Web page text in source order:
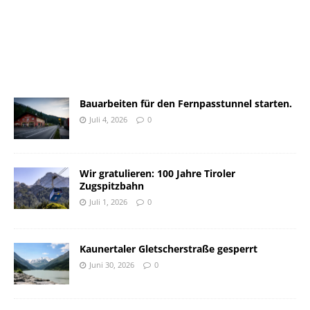
Bauarbeiten für den Fernpasstunnel starten.
Juli 4, 2026 0
Wir gratulieren: 100 Jahre Tiroler
Zugspitzbahn
Juli 1, 2026 0
Kaunertaler Gletscherstraße gesperrt
Juni 30, 2026 0